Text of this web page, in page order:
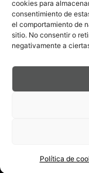
cookies para
consentimiento de
el comportamiento de
sitio. No consentir o
negativamente a
Política de
Aviso Legal
Política de
Desarrollado